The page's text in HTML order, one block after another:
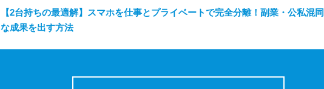
【2台持ちの最適解】スマホを仕事とプライベートで完全分離！副業・公私混
な成果を出す方法